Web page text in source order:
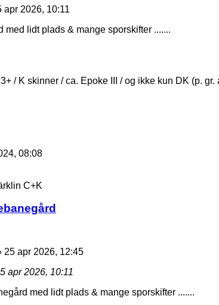
apr 2026, 10:11
med lidt plads & mange sporskifter .......
/ K skinner / ca. Epoke III / og ikke kun DK (p. gr.
08:08
C+K
25 apr 2026, 12:45
apr 2026, 10:11
med lidt plads & mange sporskifter .......